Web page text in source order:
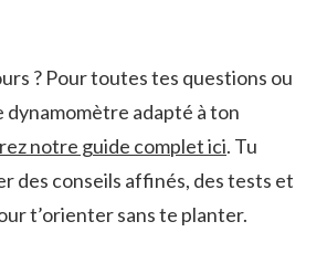
? Pour toutes tes questions ou
dynamomètre adapté à ton
notre guide complet ici. Tu
des conseils affinés, des tests et
t’orienter sans te planter.